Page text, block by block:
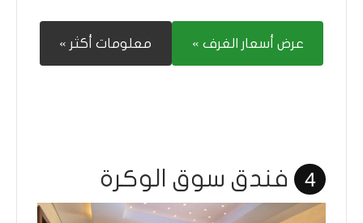
عرض أسعار الغرف » معلومات أكثر »
4 فندق سوق الوكرة